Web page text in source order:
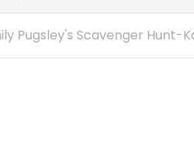
Pugsley's Scavenger Hunt-